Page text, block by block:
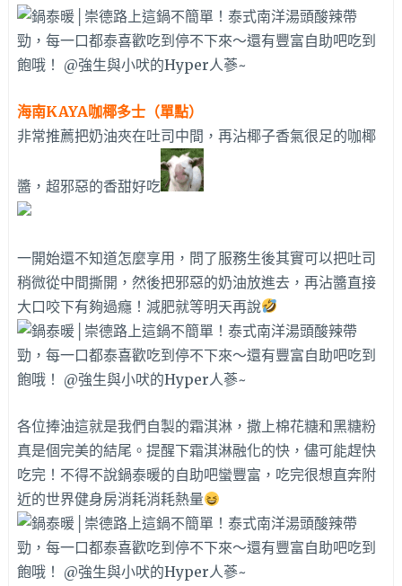
海南KAYA咖椰多士（單點）
非常推薦把奶油夾在吐司中間，再沾椰子香氣很足的咖椰
醬，超邪惡的香甜好吃
一開始還不知道怎麼享用，問了服務生後其實可以把吐司
稍微從中間撕開，然後把邪惡的奶油放進去，再沾醬直接
大口咬下有夠過癮！減肥就等明天再說
各位捧油這就是我們自製的霜淇淋，撒上棉花糖和黑糖粉
真是個完美的結尾。提醒下霜淇淋融化的快，儘可能趕快
吃完！不得不說鍋泰暖的自助吧蠻豐富，吃完很想直奔附
近的世界健身房消耗消耗熱量